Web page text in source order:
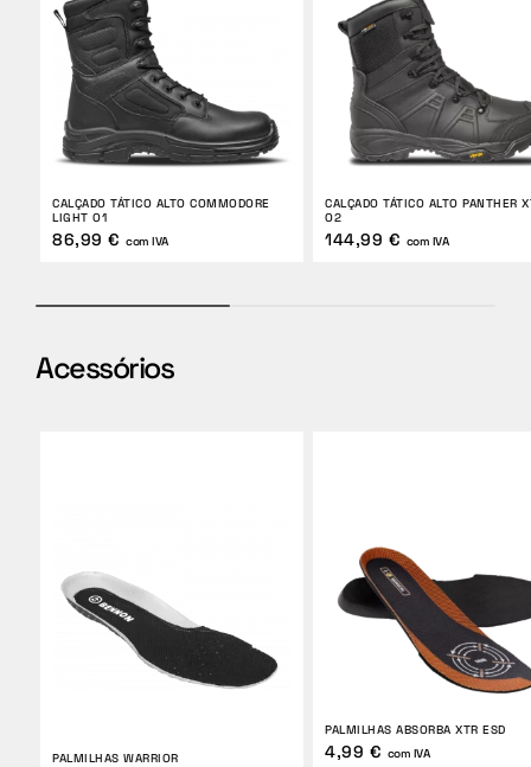
CALÇADO TÁTICO ALTO COMMODORE
LIGHT O1
86,99 € com IVA
CALÇADO TÁTICO ALTO PANTHER
O2
144,99 € com IVA
Acessórios
PALMILHAS WARRIOR
PALMILHAS ABSORBA XTR ESD
4,99 € com IVA